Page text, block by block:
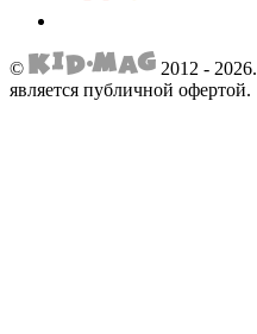
© 2012 - 2026.
является публичной офертой.